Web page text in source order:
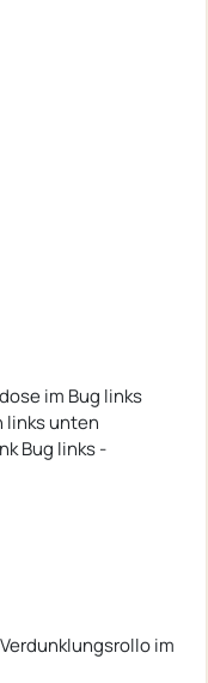
im Bug links
links unten
Bug links -
im